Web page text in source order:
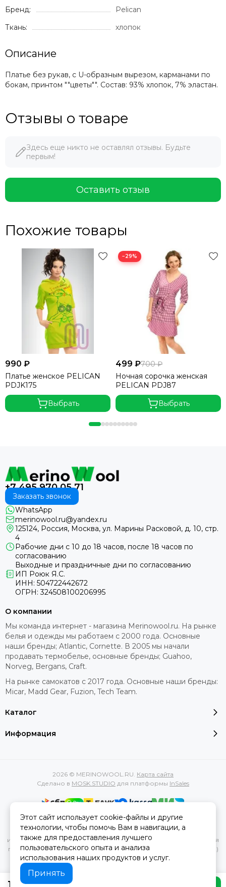
1 199 ₽
Бренд:
Pelican
Ткань:
хлопок
Описание
Платье без рукав, с U-образным вырезом, карманами по
бокам, принтом ""цветы"". Состав: 93% хлопок, 7% эластан.
Отзывы о товаре
Здесь еще никто не оставлял отзывы. Будьте
первым!
Оставить отзыв
Похожие товары
990 ₽
Платье женское PELICAN
PDJK175
Выбрать
−29%
499 ₽700 ₽
Ночная сорочка женская
PELICAN PDJ87
Выбрать
+7 495 970 05 71
Заказать звонок
WhatsApp
merinowool.ru@yandex.ru
125124, Россия, Москва, ул. Марины Расковой, д. 10, стр.
4
Рабочие дни с 10 до 18 часов, после 18 часов по
согласованию
Выходные и праздничные дни по согласованию
ИП Роюк Я.С.
ИНН: 504722442672
ОГРН: 324508100206995
Каталог
Информация
О компании
Мы команда интернет - магазина Merinowool.ru. На рынке
белья и одежды мы работаем с 2000 года. Основные
наши бренды; Atlantic, Cornette. В 2005 мы начали
продавать термобелье, основные бренды; Guahoo,
Norveg, Bergans, Craft.
На рынке самокатов с 2017 года. Основные наши бренды:
Micar, Madd Gear, Fuzion, Tech Team.
2026 © MERINOWOOL.RU. Карта сайта
Сделано в MOSK.STUDIO для платформы InSales
Вся представленная на сайте информация, касающаяся
характеристик, стоимости товаров и услуг, носит
информационный характер и ни при каких условиях не является
публичной офертой, определяемой положениями Статьи 437(2)
Гражданского кодекса РФ.
Этот сайт использует cookie-файлы и другие
технологии, чтобы помочь Вам в навигации, а
также для предоставления лучшего
пользовательского опыта и анализа
использования наших продуктов и услуг.
Принять